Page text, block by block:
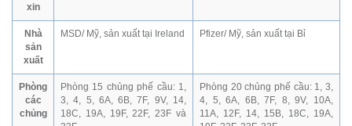
xin
Nhà
sản
xuất
MSD/ Mỹ, sản xuất tại Ireland Pfizer/ Mỹ, sản xuất tại Bỉ
Phòng
các
chủng
Phòng 15 chủng phế cầu: 1,
3, 4, 5, 6A, 6B, 7F, 9V, 14,
18C, 19A, 19F, 22F, 23F và
Phòng 20 chủng phế cầu: 1, 3,
4, 5, 6A, 6B, 7F, 8, 9V, 10A,
11A, 12F, 14, 15B, 18C, 19A,